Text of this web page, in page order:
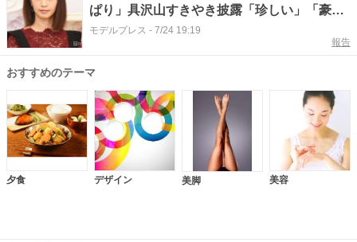
ぱり」具沢山すきやき披露「珍しい」「豪華
な食卓羨ましい」
モデルプレス - 7/24 19:19
報告
おすすめのテーマ
夕食 デザイン 美脚 美容